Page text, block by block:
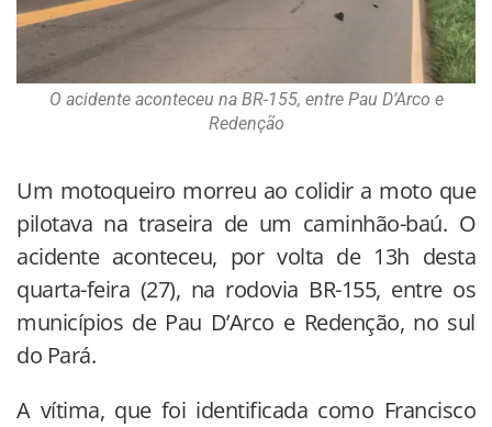
O acidente aconteceu na BR-155, entre Pau D’Arco e
Redenção
Um motoqueiro morreu ao colidir a moto que
pilotava na traseira de um caminhão-baú. O
acidente aconteceu, por volta de 13h desta
quarta-feira (27), na rodovia BR-155, entre os
municípios de Pau D’Arco e Redenção, no sul
do Pará.
A vítima, que foi identificada como Francisco